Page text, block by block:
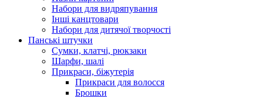
Набори для видряпування
Інші канцтовари
Набори для дитячої творчості
Панські штучки
Сумки, клатчі, рюкзаки
Шарфи, шалі
Прикраси, біжутерія
Прикраси для волосся
Брошки